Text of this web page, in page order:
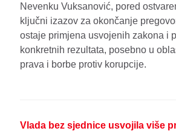
Nevenku Vuksanović, pored
ključni izazov za okončanje
ostaje primjena usvojenih zakona i
konkretnih rezultata, posebno u
prava i borbe protiv korupcije.
Vlada bez sjednice usvojila više